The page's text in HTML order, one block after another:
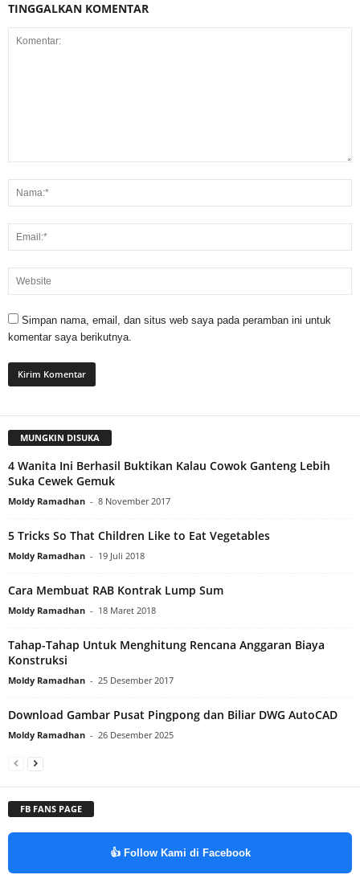
TINGGALKAN KOMENTAR
Simpan nama, email, dan situs web saya pada peramban ini untuk
komentar saya berikutnya.
MUNGKIN DISUKA
4 Wanita Ini Berhasil Buktikan Kalau Cowok Ganteng Lebih
Suka Cewek Gemuk
Moldy Ramadhan - 8 November 2017
5 Tricks So That Children Like to Eat Vegetables
Moldy Ramadhan - 19 Juli 2018
Cara Membuat RAB Kontrak Lump Sum
Moldy Ramadhan - 18 Maret 2018
Tahap-Tahap Untuk Menghitung Rencana Anggaran Biaya
Konstruksi
Moldy Ramadhan - 25 Desember 2017
Download Gambar Pusat Pingpong dan Biliar DWG AutoCAD
Moldy Ramadhan - 26 Desember 2025
FB FANS PAGE
👍 Follow Kami di Facebook